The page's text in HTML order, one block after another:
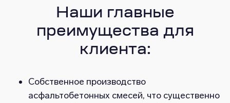
Наши главные
преимущества для
клиента:
Собственное производство
асфальтобетонных смесей, что существенно